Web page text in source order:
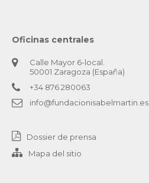
Oficinas centrales
Calle Mayor 6-local.
50001 Zaragoza (España)
+34 876 280063
info@fundacionisabelmartin.es
Dossier de prensa
Mapa del sitio